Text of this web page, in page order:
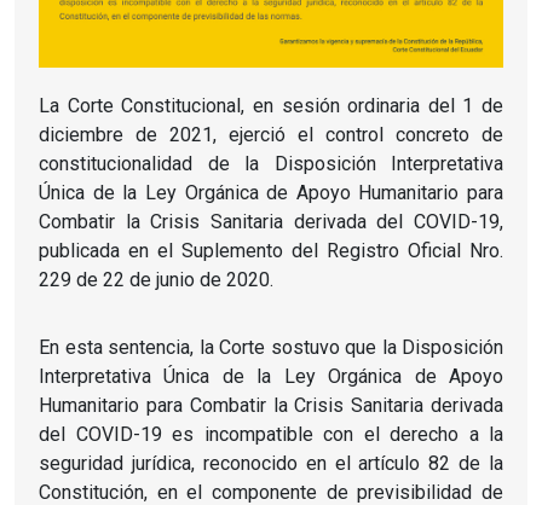
La Corte Constitucional, en sesión ordinaria del 1 de
diciembre de 2021, ejerció el control concreto de
constitucionalidad de la Disposición Interpretativa
Única de la Ley Orgánica de Apoyo Humanitario para
Combatir la Crisis Sanitaria derivada del COVID-19,
publicada en el Suplemento del Registro Oficial Nro.
229 de 22 de junio de 2020.
En esta sentencia, la Corte sostuvo que la Disposición
Interpretativa Única de la Ley Orgánica de Apoyo
Humanitario para Combatir la Crisis Sanitaria derivada
del COVID-19 es incompatible con el derecho a la
seguridad jurídica, reconocido en el artículo 82 de la
Constitución, en el componente de previsibilidad de